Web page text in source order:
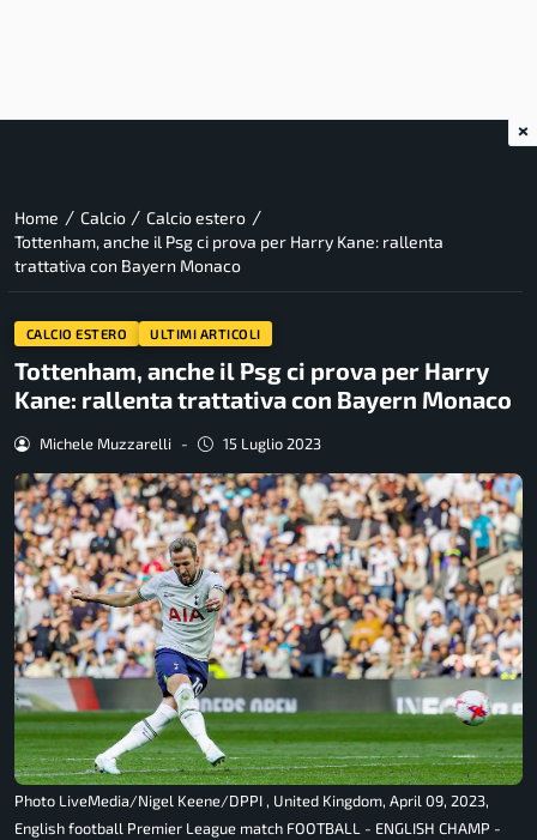
Home / Calcio / Calcio estero /
Tottenham, anche il Psg ci prova per Harry Kane: rallenta
trattativa con Bayern Monaco
CALCIO ESTERO ULTIMI ARTICOLI
Tottenham, anche il Psg ci prova per Harry
Kane: rallenta trattativa con Bayern Monaco
Michele Muzzarelli - 15 Luglio 2023
Photo LiveMedia/Nigel Keene/DPPI , United Kingdom, April 09, 2023,
English football Premier League match FOOTBALL - ENGLISH CHAMP -
×